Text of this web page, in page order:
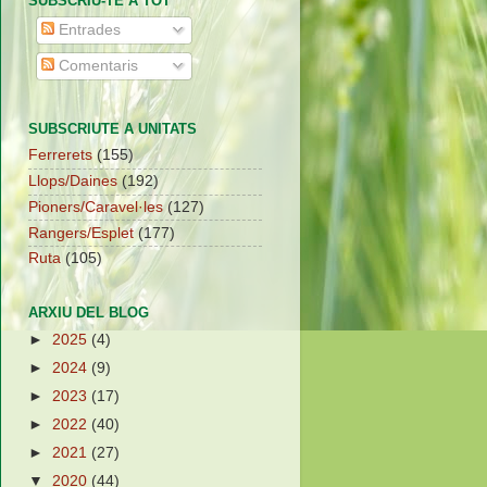
Entrades
Comentaris
SUBSCRIUTE A UNITATS
Ferrerets (155)
Llops/Daines (192)
Pioners/Caravel·les (127)
Rangers/Esplet (177)
Ruta (105)
ARXIU DEL BLOG
► 2025 (4)
► 2024 (9)
► 2023 (17)
► 2022 (40)
► 2021 (27)
▼ 2020 (44)